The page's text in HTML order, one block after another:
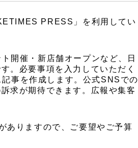
PRESS」を利用してい
開催・新店舗オープンなど、日
。必要事項を入力していただく
事を作成します。公式SNSでの
求が期待できます。広報や集客
ありますので、ご要望やご予算